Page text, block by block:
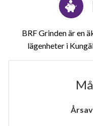
BRF Grinden är en
lägenheter i